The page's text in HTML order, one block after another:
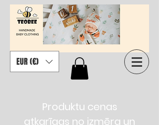
EUR (€)
Produktu cenas
atkarīgas no izmēra un